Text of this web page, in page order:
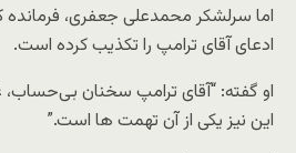
اما سرلشکر محمدعلی جعفری، فرمانده
ادعای آقای ترامپ را تکذیب کرده است.
او گفته: “آقای ترامپ سخنان بی‌حساب،
این نیز یکی از آن تهمت ها است.”